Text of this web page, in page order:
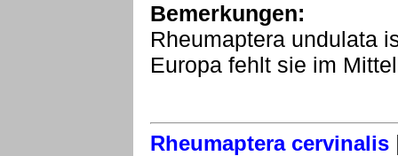
Bemerkungen:
Rheumaptera undulata
Europa fehlt sie im
Rheumaptera cervinalis